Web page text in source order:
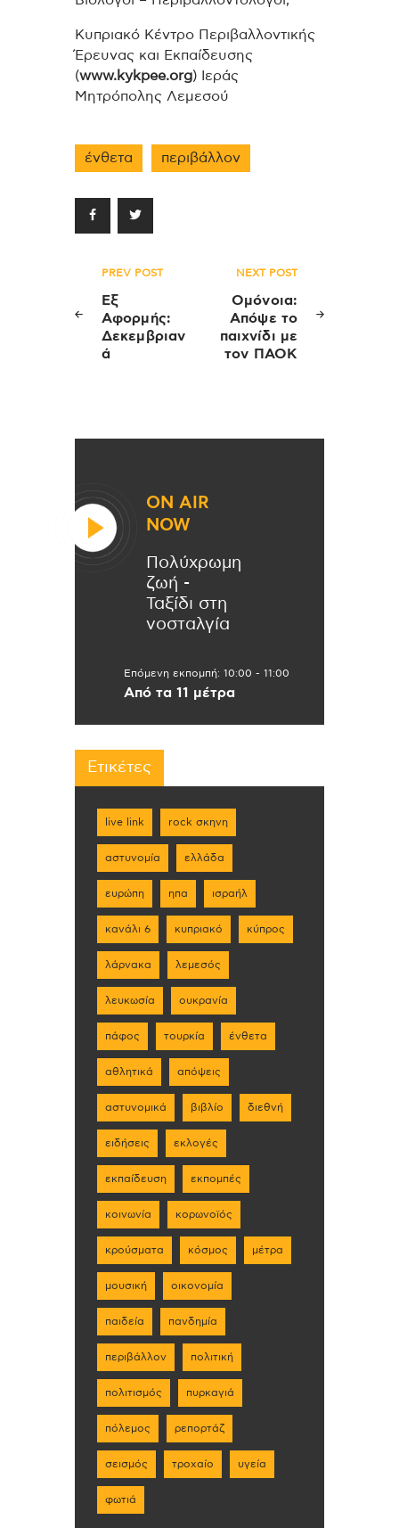
Κυπριακό Κέντρο Περιβαλλοντικής
Έρευνας και Εκπαίδευσης
(www.kykpee.org)
Ιεράς
Μητρόπολης Λεμεσού
ένθετα περιβάλλον
Πλοήγηση
άρθρων
PREV POST
Εξ
Αφορμής:
Δεκεμβριαν
ά
NEXT POST
Ομόνοια:
Απόψε το
παιχνίδι με
τον ΠΑΟΚ
ON AIR
NOW
Πολύχρωμη
ζωή -
Ταξίδι στη
νοσταλγία
Επόμενη εκπομπή: 10:00 - 11:00
Από τα 11 μέτρα
Ετικέτες
live link rock σκηνη
αστυνομία ελλάδα
ευρώπη ηπα ισραήλ
κανάλι 6 κυπριακό κύπρος
λάρνακα λεμεσός
λευκωσία ουκρανία
πάφος τουρκία ένθετα
αθλητικά απόψεις
αστυνομικά βιβλίο διεθνή
ειδήσεις εκλογές
εκπαίδευση εκπομπές
κοινωνία κορωνοϊός
κρούσματα κόσμος μέτρα
μουσική οικονομία
παιδεία πανδημία
περιβάλλον πολιτική
πολιτισμός πυρκαγιά
πόλεμος ρεπορτάζ
σεισμός τροχαίο υγεία
φωτιά